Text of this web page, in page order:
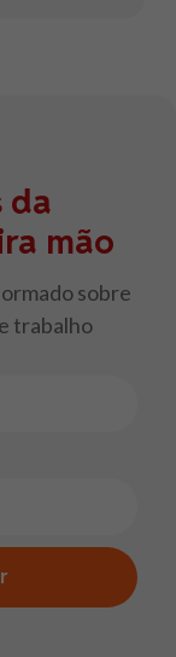
da
mão
sobre
trabalho